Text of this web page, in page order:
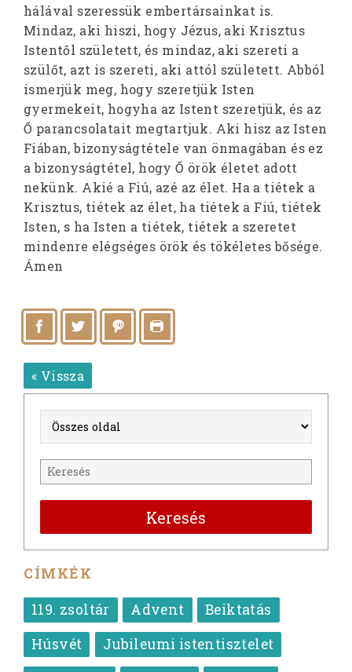
hálával szeressük embertársainkat is.
Mindaz, aki hiszi, hogy Jézus, aki Krisztus
Istentől született, és mindaz, aki szereti a
szülőt, azt is szereti, aki attól született. Abból
ismerjük meg, hogy szeretjük Isten
gyermekeit, hogyha az Istent szeretjük, és az
Ő parancsolatait megtartjuk. Aki hisz az Isten
Fiában, bizonyságtétele van önmagában és ez
a bizonyságtétel, hogy Ő örök életet adott
nekünk. Akié a Fiú, azé az élet. Ha a tiétek a
Krisztus, tiétek az élet, ha tiétek a Fiú, tiétek
Isten, s ha Isten a tiétek, tiétek a szeretet
mindenre elégséges örök és tökéletes bősége.
Ámen
« Vissza
Keresés
CÍMKÉK
119. zsoltár
Advent
Beiktatás
Húsvét
Jubileumi istentisztelet